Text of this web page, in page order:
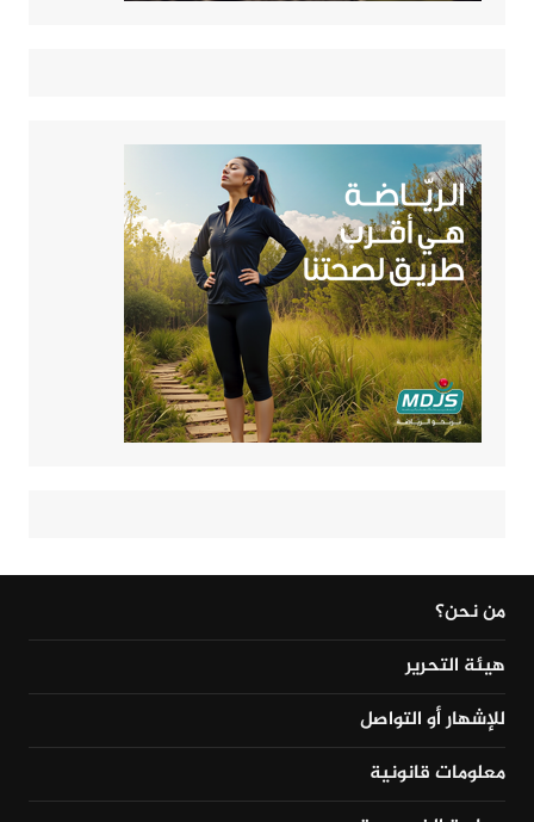
من نحن؟
هيئة التحرير
للإشهار أو التواصل
معلومات قانونية